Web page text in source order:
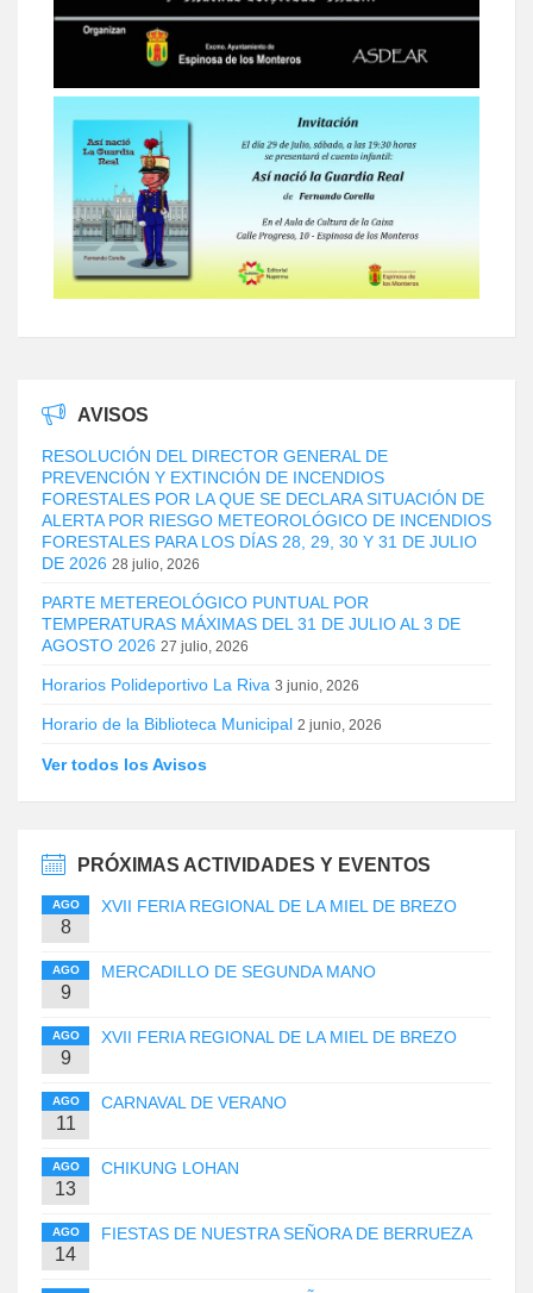
AVISOS
RESOLUCIÓN DEL DIRECTOR GENERAL DE
PREVENCIÓN Y EXTINCIÓN DE INCENDIOS
FORESTALES POR LA QUE SE DECLARA SITUACIÓN DE
ALERTA POR RIESGO METEOROLÓGICO DE INCENDIOS
FORESTALES PARA LOS DÍAS 28, 29, 30 Y 31 DE JULIO
DE 2026 28 julio, 2026
PARTE METEREOLÓGICO PUNTUAL POR
TEMPERATURAS MÁXIMAS DEL 31 DE JULIO AL 3 DE
AGOSTO 2026 27 julio, 2026
Horarios Polideportivo La Riva 3 junio, 2026
Horario de la Biblioteca Municipal 2 junio, 2026
Ver todos los Avisos
PRÓXIMAS ACTIVIDADES Y EVENTOS
AGO
8
XVII FERIA REGIONAL DE LA MIEL DE BREZO
AGO
9
MERCADILLO DE SEGUNDA MANO
AGO
9
XVII FERIA REGIONAL DE LA MIEL DE BREZO
AGO
11
CARNAVAL DE VERANO
AGO
13
CHIKUNG LOHAN
AGO
14
FIESTAS DE NUESTRA SEÑORA DE BERRUEZA